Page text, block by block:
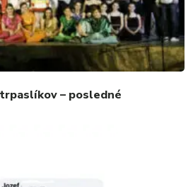
– posledné